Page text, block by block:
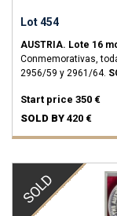
Lot 454
AUSTRIA. Lote 16
Conmemorativas,
2956/59 y 2961/64.
Start price 350 €
SOLD BY 420 €
SOLD